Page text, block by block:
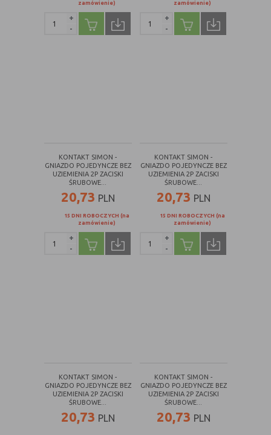
zamówienie)
-
+
zamówienie)
-
+
KONTAKT SIMON -
GNIAZDO POJEDYNCZE BEZ
UZIEMIENIA 2P ZACISKI
ŚRUBOWE...
20,73 PLN
15 DNI ROBOCZYCH (na
zamówienie)
-
+
KONTAKT SIMON -
GNIAZDO POJEDYNCZE BEZ
UZIEMIENIA 2P ZACISKI
ŚRUBOWE...
20,73 PLN
15 DNI ROBOCZYCH (na
zamówienie)
-
+
KONTAKT SIMON -
GNIAZDO POJEDYNCZE BEZ
UZIEMIENIA 2P ZACISKI
ŚRUBOWE...
20,73 PLN
KONTAKT SIMON -
GNIAZDO POJEDYNCZE BEZ
UZIEMIENIA 2P ZACISKI
ŚRUBOWE...
20,73 PLN